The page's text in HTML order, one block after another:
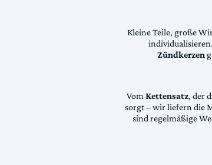
Kleine Teile, große
Zündkerzen
VomKettensatz, der
sorgt – wir liefern die
sind regelmäßige